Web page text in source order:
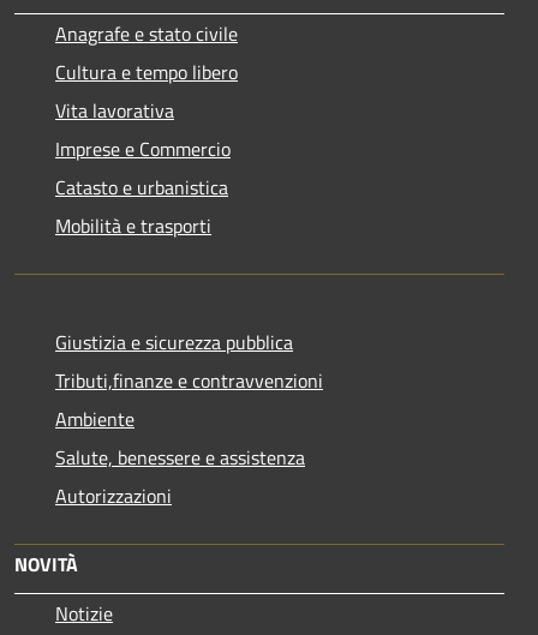
Anagrafe e stato civile
Cultura e tempo libero
Vita lavorativa
Imprese e Commercio
Catasto e urbanistica
Mobilità e trasporti
Giustizia e sicurezza pubblica
Tributi,finanze e contravvenzioni
Ambiente
Salute, benessere e assistenza
Autorizzazioni
NOVITÀ
Notizie